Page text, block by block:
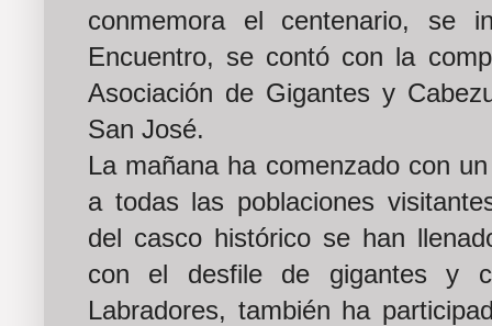
conmemora el centenario, se
Encuentro, se contó con la
Asociación de Gigantes y
San José.
La mañana ha comenzado con
a todas las poblaciones
del casco histórico se han
con el desfile de gigantes y
Labradores, también ha